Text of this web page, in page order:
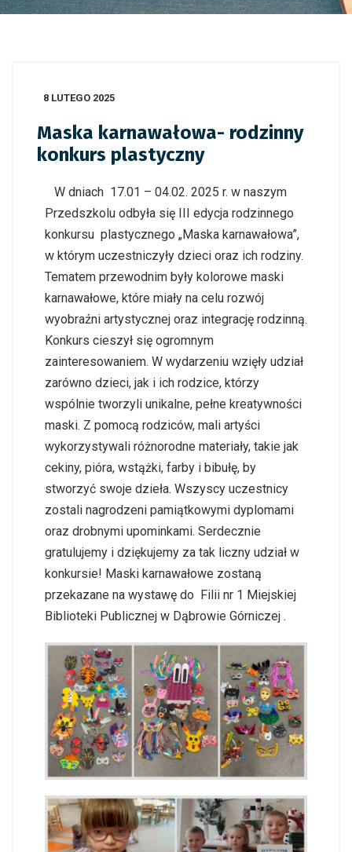
8 LUTEGO 2025
Maska karnawałowa- rodzinny
konkurs plastyczny
W dniach 17.01 – 04.02. 2025 r. w naszym
Przedszkolu odbyła się III edycja rodzinnego
konkursu plastycznego „Maska karnawałowa”,
w którym uczestniczyły dzieci oraz ich rodziny.
Tematem przewodnim były kolorowe maski
karnawałowe, które miały na celu rozwój
wyobraźni artystycznej oraz integrację rodzinną.
Konkurs cieszył się ogromnym
zainteresowaniem. W wydarzeniu wzięły udział
zarówno dzieci, jak i ich rodzice, którzy
wspólnie tworzyli unikalne, pełne kreatywności
maski. Z pomocą rodziców, mali artyści
wykorzystywali różnorodne materiały, takie jak
cekiny, pióra, wstążki, farby i bibułę, by
stworzyć swoje dzieła. Wszyscy uczestnicy
zostali nagrodzeni pamiątkowymi dyplomami
oraz drobnymi upominkami. Serdecznie
gratulujemy i dziękujemy za tak liczny udział w
konkursie! Maski karnawałowe zostaną
przekazane na wystawę do Filii nr 1 Miejskiej
Biblioteki Publicznej w Dąbrowie Górniczej .